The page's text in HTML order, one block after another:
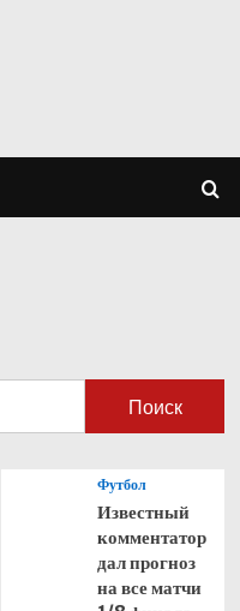
Поиск
Футбол
Известный
комментатор
дал прогноз
на все матчи